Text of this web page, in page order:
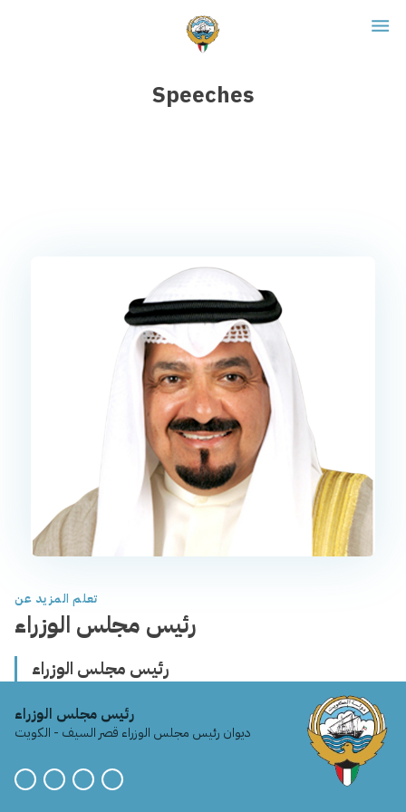
Speeches
تعلم المزيد عن
رئيس مجلس الوزراء
رئيس مجلس الوزراء
رئيس مجلس الوزراء
ديوان رئيس مجلس الوزراء قصر السيف - الكويت